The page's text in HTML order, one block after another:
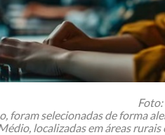
foram selecionadas de forma
localizadas em áreas